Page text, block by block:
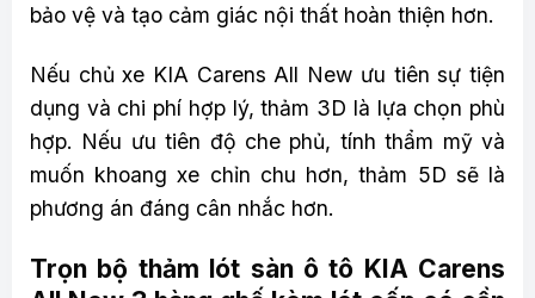
bảo vệ và tạo cảm giác nội thất hoàn thiện hơn.
Nếu chủ xe KIA Carens All New ưu tiên sự tiện
dụng và chi phí hợp lý, thảm 3D là lựa chọn phù
hợp. Nếu ưu tiên độ che phủ, tính thẩm mỹ và
muốn khoang xe chỉn chu hơn, thảm 5D sẽ là
phương án đáng cân nhắc hơn.
Trọn bộ thảm lót sàn ô tô KIA Carens